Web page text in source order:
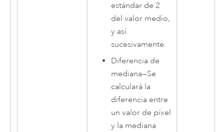
estándar de 2
del valor medio,
y así
sucesivamente.
Diferencia de
mediana—Se
calculará la
diferencia entre
un valor de píxel
y la mediana